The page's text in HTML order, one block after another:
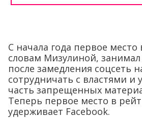
С начала года первое место
словам Мизулиной,
после замедления соцсеть
сотрудничать с властями и
часть запрещенных
Теперь первое место в
удерживает Facebook.